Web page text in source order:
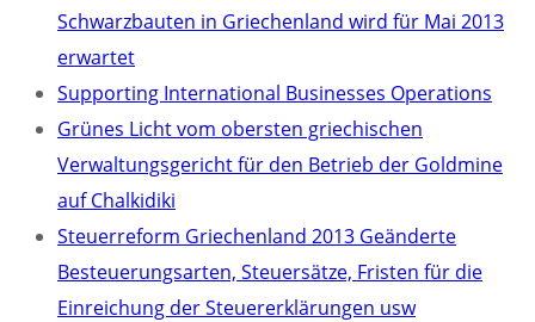
Schwarzbauten in Griechenland wird für Mai 2013
erwartet
Supporting International Businesses Operations
Grünes Licht vom obersten griechischen
Verwaltungsgericht für den Betrieb der Goldmine
auf Chalkidiki
Steuerreform Griechenland 2013 Geänderte
Besteuerungsarten, Steuersätze, Fristen für die
Einreichung der Steuererklärungen usw